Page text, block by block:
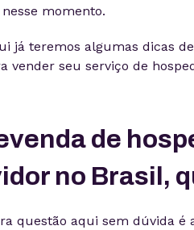
momento.
já teremos algumas dicas
vender seu serviço de
de
no Brasil,
questão aqui sem dúvida é